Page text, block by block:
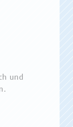
und